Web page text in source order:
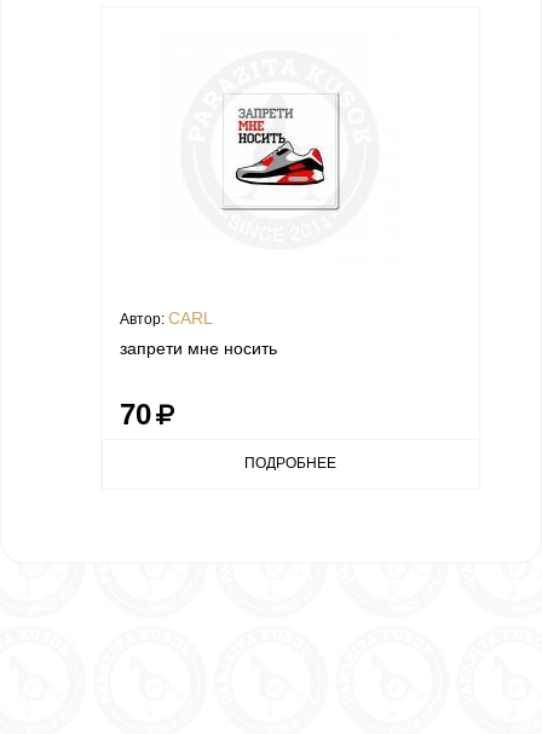
Автор: CARL
запрети мне носить
70
ПОДРОБНЕЕ